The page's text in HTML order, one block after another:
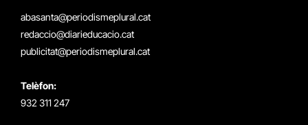
abasanta@periodismeplural.cat
redaccio@diarieducacio.cat
publicitat@periodismeplural.cat
Telèfon:
932 311 247